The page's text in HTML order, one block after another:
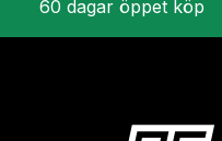
60 dagar öppet köp